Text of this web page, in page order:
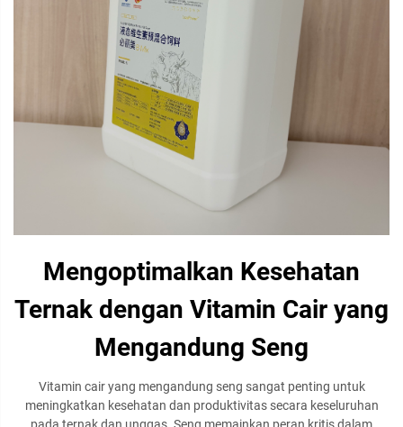
Mengoptimalkan Kesehatan
Ternak dengan Vitamin Cair yang
Mengandung Seng
Vitamin cair yang mengandung seng sangat penting untuk
meningkatkan kesehatan dan produktivitas secara keseluruhan